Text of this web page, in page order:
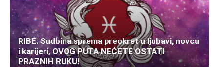
RIBE: Sudbina sprema preokret u ljubavi, novcu
i karijeri, OVOG PUTA NEĆETE OSTATI
PRAZNIH RUKU!